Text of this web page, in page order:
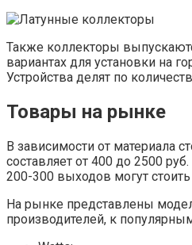
Также коллекторы
вариантах для установки на
Устройства делят по
Товары на рынке
В зависимости от материала
составляет от 400 до 2500
200-300 выходов могут
На рынке представлены
производителей, к